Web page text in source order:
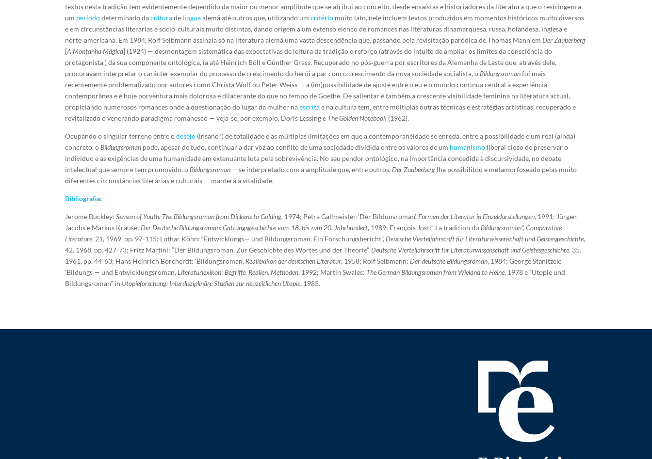
textos nesta tradição tem evidentemente dependido da maior ou menor amplitude que se atribui ao conceito, desde ensaístas e historiadores da literatura que o restringem a
um períododeterminado daculturade línguaalemã até outros que, utilizando umcritério muito lato, nele incluem textos produzidos em momentos históricos muito diversos
e em circunstâncias literárias e socio‑culturais muito distintas, dando origem a um extenso elenco de romances nas literaturas dinamarquesa, russa, holandesa, inglesa e
norte‑americana. Em 1984, Rolf Selbmann assinala só na literatura alemã uma vasta descendência que, passando pela revisitação paródica de Thomas Mann em Der Zauberberg
[A Montanha Mágica] (1924) — desmontagem sistemática das expectativas de leitura da tradição e reforço (através do intuito de ampliar os limites da consciência do
protagonista ) da sua componente ontológica, ia até Heinrich Böll e Günther Grass. Recuperado no pós‑guerra por escritores da Alemanha de Leste que, através dele,
procuravam interpretar o carácter exemplar do processo de crescimento do herói a par com o crescimento da nova sociedade socialista, o Bildungsromanfoi mais
recentemente problematizado por autores como Christa Wolf ou Peter Weiss — a (im)possibilidade de ajuste entre o eu e o mundo continua central à experiência
contemporânea e é hoje porventura mais dolorosa e dilacerante do que no tempo de Goethe. De salientar é também a crescente visibilidade feminina na literatura actual,
propiciando numerosos romances onde a questionação do lugar da mulher naescritae na cultura tem, entre múltiplas outras técnicas e estratégias artísticas, recuperado e
revitalizado o venerando paradigma romanesco — veja‑se, por exemplo, Doris Lessing e The Golden Notebook (1962).
Ocupando o singular terreno entre odesejo (insano?) de totalidade e as múltiplas limitações em que a contemporaneidade se enreda, entre a possibilidade e um real (ainda)
concreto, o Bildungsroman pode, apesar de tudo, continuar a dar voz ao conflito de uma sociedade dividida entre os valores de um humanismo liberal cioso de preservar o
indivíduo e as exigências de uma humanidade em extenuante luta pela sobrevivência. No seu pendor ontológico, na importância concedida à discursividade, no debate
intelectual que sempre tem promovido, o Bildungsroman — se interpretado com a amplitude que, entre outros, Der Zauberberg lhe possibilitou e metamorfoseado pelas muito
diferentes circunstâncias literárias e culturais — manterá a vitalidade.
Bibliografia:
Jerome Buckley:Season of Youth: The Bildungsroman from Dickens to Golding, 1974; Petra Gallmeister:‘Der Bildunsroman’, Formen der Literatur in Einzeldarstellungen, 1991; Jürgen
Jacobs e Markus Krause: Der Deutsche Bildungsroman: Gattungsgeschichte vom 18. bis zum 20. Jahrhundert, 1989; François Jost:“ La tradition du Bildungsroman”,Comparative
Literature, 21, 1969, pp. 97-115; Lothar Köhn: “Entwicklungs— und Bildungsroman. Ein Forschungsbericht”, Deutsche Vierteljahrscrift für Literaturwissenschaft und Geistesgeschichte,
42. 1968, pp. 427‑73; Fritz Martini: “Der Bildungsroman. Zur Geschichte des Wortes und der Theorie”, Deutsche Vierteljahrscrift für Literaturwissenschaft und Geistesgeschichte, 35.
1961, pp. 44‑63; Hans Heinrich Borcherdt: ‘Bildungsroman’, Reallexikon der deutschen Literatur, 1958; Rolf Selbmann: Der deutsche Bildungsroman, 1984; George Stanitzek:
‘Bildungs — und Entwicklungsroman’, Literaturlexikon: Begriffe, Realien, Methoden, 1992; Martin Swales: The German Bildungsroman from Wieland to Heine, 1978 e “Utopie und
Bildungsroman” in Utopieforschung: Interdisziplinäre Studien zur neuzeitlichen Utopie, 1985.